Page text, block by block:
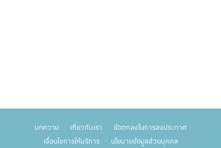
บทความ เกี่ยวกับเรา
ข้อตกลงในการลงประกาศ
เงื่อนไขการให้บริการ
นโยบายข้อมูลส่วนบุคคล